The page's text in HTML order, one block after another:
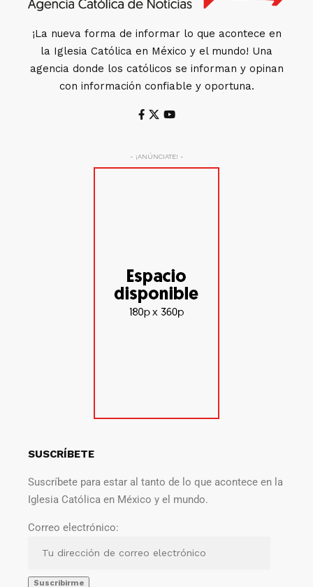
¡La nueva forma de informar lo que acontece en
la Iglesia Católica en México y el mundo! Una
agencia donde los católicos se informan y opinan
con información confiable y oportuna.
- ¡ANÚNCIATE! -
SUSCRÍBETE
Suscríbete para estar al tanto de lo que acontece en la
Iglesia Católica en México y el mundo.
Correo electrónico: